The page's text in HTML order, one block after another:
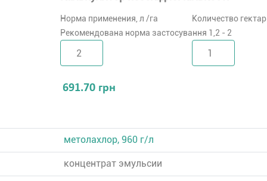
Норма применения, л /га
Количество гектар
Рекомендована норма застосування 1,2 - 2
691.70 грн
метолахлор, 960 г/л
концентрат эмульсии